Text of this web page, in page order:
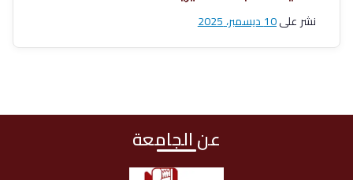
نشر على10 ديسمبر، 2025
عن الجامعة